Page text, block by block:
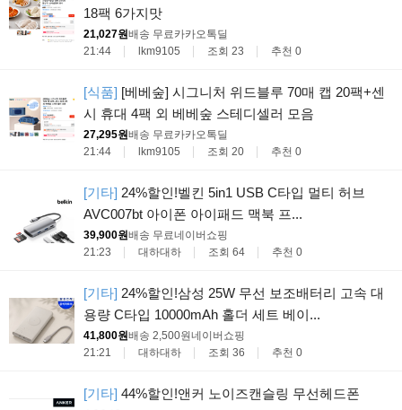
18팩 6가지맛
21,027원배송 무료 카카오톡딜
21:44
lkm9105 조회 23 추천 0
[식품] [베베숲] 시그니처 위드블루 70매 캡 20팩+센
시 휴대 4팩 외 베베숲 스테디셀러 모음
27,295원배송 무료 카카오톡딜
21:44
lkm9105 조회 20 추천 0
[기타] 24%할인!벨킨 5in1 USB C타입 멀티 허브
AVC007bt 아이폰 아이패드 맥북 프...
39,900원배송 무료네이버쇼핑
21:23
대하대하 조회 64 추천 0
[기타] 24%할인!삼성 25W 무선 보조배터리 고속 대
용량 C타입 10000mAh 홀더 세트 베이...
41,800원배송 2,500원네이버쇼핑
21:21
대하대하 조회 36 추천 0
[기타] 44%할인!앤커 노이즈캔슬링 무선헤드폰